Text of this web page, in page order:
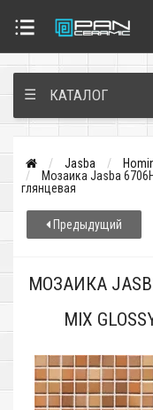
☰ КАТАЛОГ
Jasba
Мозаика Jasba
глянцевая
Предыдущий
МОЗАИКА
MIX